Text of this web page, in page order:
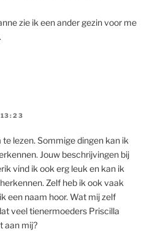
zie ik een ander gezin voor me
lezen. Sommige dingen kan ik
Jouw beschrijvingen bij
vind ik ook erg leuk en kan ik
Zelf heb ik ook vaak
een naam hoor. Wat mij zelf
veel tienermoeders Priscilla
aan mij?